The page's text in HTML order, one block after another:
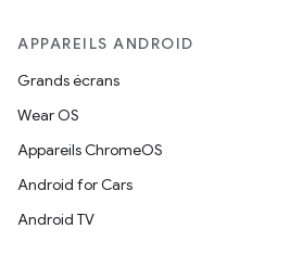
APPAREILS ANDROID
Grands écrans
Wear OS
Appareils ChromeOS
Android for Cars
Android TV